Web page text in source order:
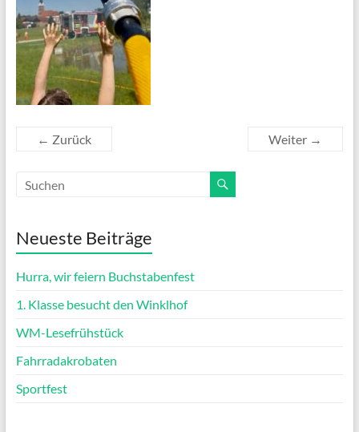
← Zurück Weiter →
Neueste Beiträge
Hurra, wir feiern Buchstabenfest
1. Klasse besucht den Winklhof
WM-Lesefrühstück
Fahrradakrobaten
Sportfest